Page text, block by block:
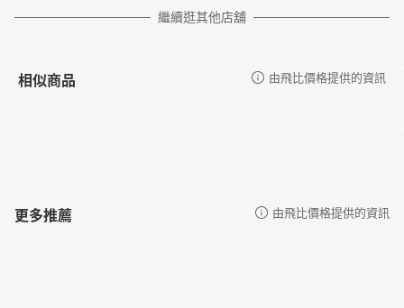
陳衛平
天衛文化圖書股份有限公司及小魯文化事業股份有限公司發行人。
講評及討論。作品有《寫給兒童的中國歷史》(榮獲文化部優良讀物
繼續逛其他店舖
相似商品 由飛比價格提供的資訊
更多推薦 由飛比價格提供的資訊